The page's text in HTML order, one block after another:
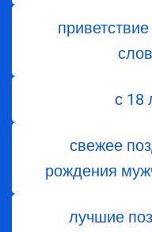
с 18
свежее
рождения
лучшие